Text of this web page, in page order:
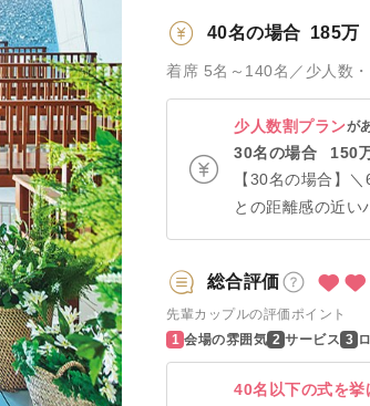
40名の場合 185万
着席 5名～140名／少人数
少人数割プランが
30名の場合
150
【30名の場合】
との距離感の近い
総合評価
先輩カップルの評価ポイント
会場の雰囲気
サービス
40名以下の式を挙